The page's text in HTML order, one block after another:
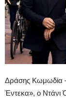
Δράσης Κωμωδία
Έντεκα», ο Ντάνι